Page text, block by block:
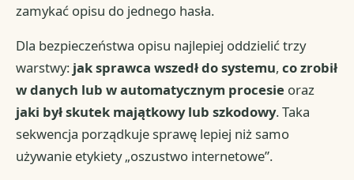
zamykać opisu do jednego hasła.
Dla bezpieczeństwa opisu najlepiej oddzielić trzy
warstwy: jak sprawca wszedł do systemu,co zrobił
w danych lub w automatycznym procesie oraz
jaki był skutek majątkowy lub szkodowy. Taka
sekwencja porządkuje sprawę lepiej niż samo
używanie etykiety „oszustwo internetowe”.